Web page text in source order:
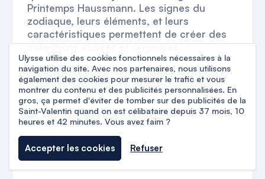
Printemps Haussmann. Les signes du
zodiaque, leurs éléments, et leurs
caractéristiques permettent de créer des
collections variées et originales.
Ulysse utilise des cookies fonctionnels nécessaires à la
navigation du site. Avec nos partenaires, nous utilisons
également des cookies pour mesurer le trafic et vous
montrer du contenu et des publicités personnalisées. En
gros, ça permet d'éviter de tomber sur des publicités de la
Saint-Valentin quand on est célibataire depuis 37 mois, 10
heures et 42 minutes. Vous avez faim ?
Accepter les cookies Refuser